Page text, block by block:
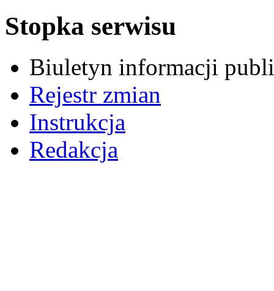
Stopka serwisu
Biuletyn informacji
Rejestr zmian
Instrukcja
Redakcja